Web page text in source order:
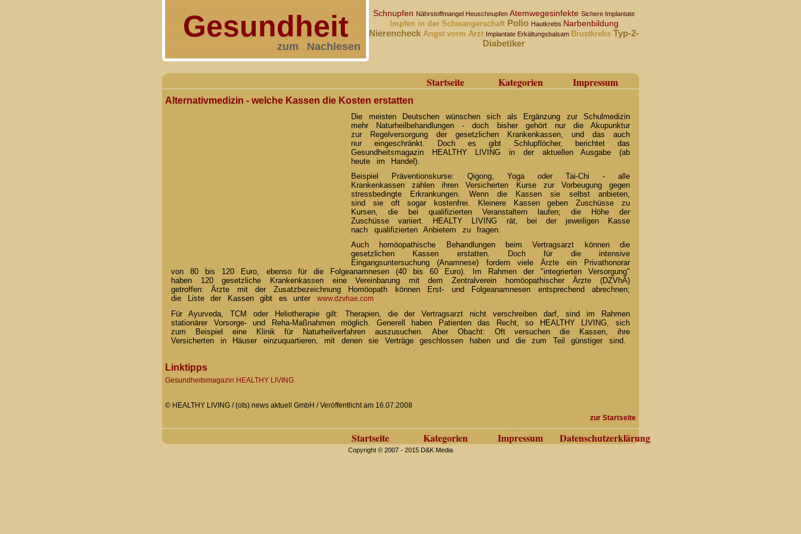
Gesundheit
zum Nachlesen
Schnupfen Nährstoffmangel Heuschnupfen Atemwegesinfekte Sichere Implantate
Impfen in der Schwangerschaft Polio Hautkrebs Narbenbildung
Nierencheck Angst vorm Arzt Implantate Erkältungsbalsam Brustkrebs Typ-2-
Diabetiker
Startseite Kategorien Impressum
Alternativmedizin - welche Kassen die Kosten erstatten
Die meisten Deutschen wünschen sich als Ergänzung zur Schulmedizin
mehr Naturheilbehandlungen - doch bisher gehört nur die Akupunktur
zur Regelversorgung der gesetzlichen Krankenkassen, und das auch
nur eingeschränkt. Doch es gibt Schlupflöcher, berichtet das
Gesundheitsmagazin HEALTHY LIVING in der aktuellen Ausgabe (ab
heute im Handel).
Beispiel Präventionskurse: Qigong, Yoga oder Tai-Chi - alle
Krankenkassen zahlen ihren Versicherten Kurse zur Vorbeugung gegen
stressbedingte Erkrankungen. Wenn die Kassen sie selbst anbieten,
sind sie oft sogar kostenfrei. Kleinere Kassen geben Zuschüsse zu
Kursen, die bei qualifizierten Veranstaltern laufen; die Höhe der
Zuschüsse variiert. HEALTY LIVING rät, bei der jeweiligen Kasse
nach qualifizierten Anbietern zu fragen.
Auch homöopathische Behandlungen beim Vertragsarzt können die
gesetzlichen Kassen erstatten. Doch für die intensive
Eingangsuntersuchung (Anamnese) fordern viele Ärzte ein Privathonorar
von 80 bis 120 Euro, ebenso für die Folgeanamnesen (40 bis 60 Euro). Im Rahmen der "integrierten Versorgung"
haben 120 gesetzliche Krankenkassen eine Vereinbarung mit dem Zentralverein homöopathischer Ärzte (DZVhÄ)
getroffen: Ärzte mit der Zusatzbezeichnung Homöopath können Erst- und Folgeanamnesen entsprechend abrechnen;
die Liste der Kassen gibt es unter www.dzvhae.com
Für Ayurveda, TCM oder Heliotherapie gilt: Therapien, die der Vertragsarzt nicht verschreiben darf, sind im Rahmen
stationärer Vorsorge- und Reha-Maßnahmen möglich. Generell haben Patienten das Recht, so HEALTHY LIVING, sich
zum Beispiel eine Klinik für Naturheilverfahren auszusuchen. Aber Obacht: Oft versuchen die Kassen, ihre
Versicherten in Häuser einzuquartieren, mit denen sie Verträge geschlossen haben und die zum Teil günstiger sind.
Linktipps
Gesundheitsmagazin HEALTHY LIVING
© HEALTHY LIVING / (ots) news aktuell GmbH / Veröffentlicht am 16.07.2008
zur Startseite
Startseite Kategorien Impressum Datenschutzerklärung
Copyright © 2007 - 2015 D&K Media